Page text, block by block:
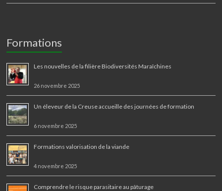
Formations
Les nouvelles de la filière Biodiversités Maraîchines
26 novembre 2025
Un éleveur de la Creuse accueille des journées de formation
6 novembre 2025
Formations valorisation de la viande
4 novembre 2025
Comprendre le risque parasitaire au pâturage